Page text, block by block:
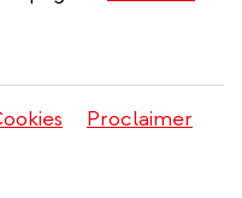
Proclaimer